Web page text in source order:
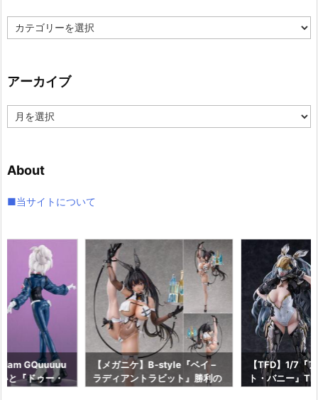
テ
ー
アーカイブ
ー
ブ
About
■当サイトについて
GQuuuuu
と『ドゥー・
【メガニケ】B-style『ベイ –
ラディアントラビット』勝利の
【TFD】1/7『
ト・バニー』